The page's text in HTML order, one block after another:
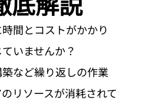
時間とコストがかかり
いませんか？
など繰り返しの作業
リソースが消耗されて